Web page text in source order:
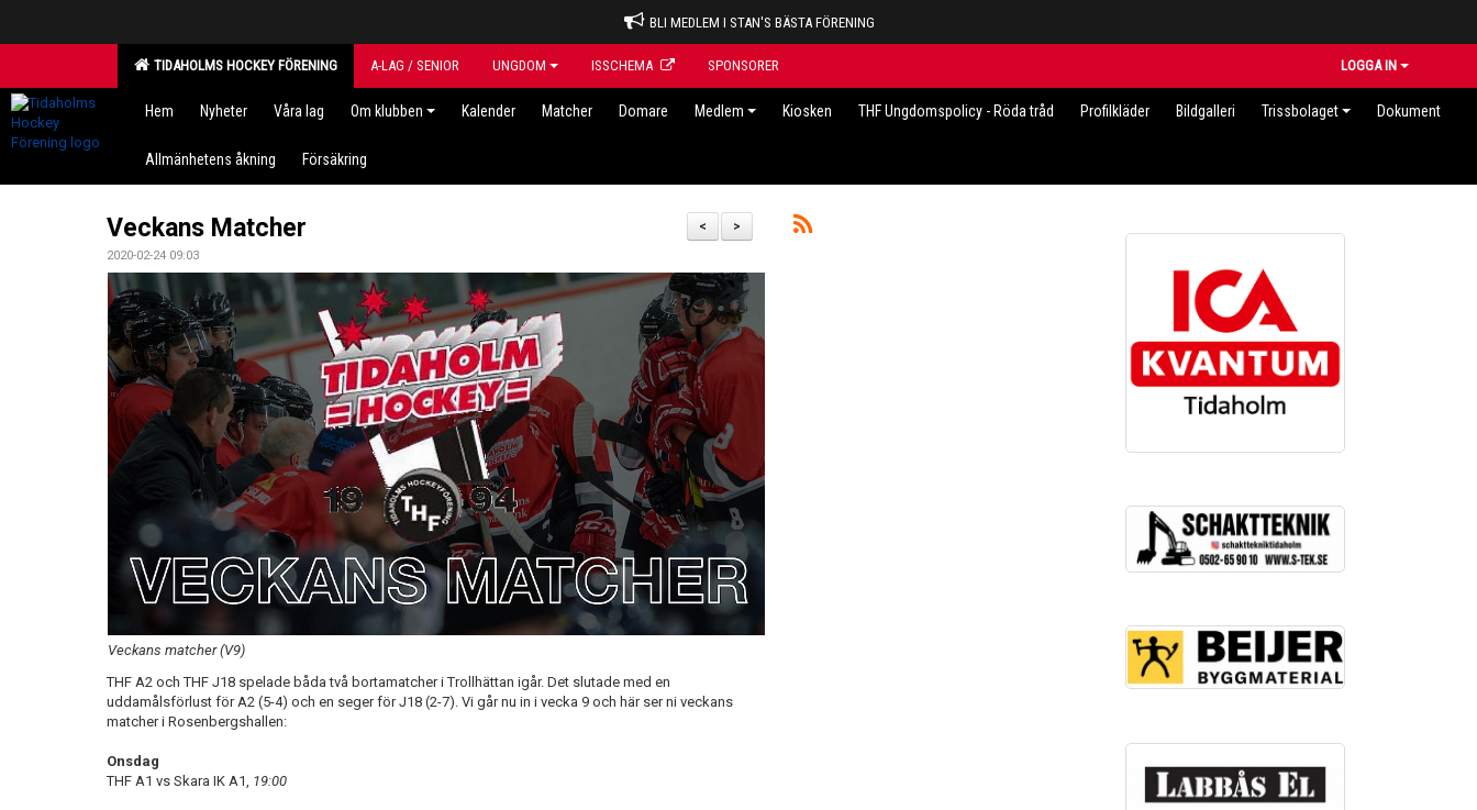
BLI MEDLEM I STAN'S BÄSTA FÖRENING
TIDAHOLMS HOCKEY FÖRENING A-LAG / SENIOR UNGDOM ISSCHEMA SPONSORER LOGGA IN
Hem Nyheter Våra lag Om klubben Kalender Matcher Domare Medlem Kiosken THF Ungdomspolicy - Röda tråd Profilkläder Bildgalleri Trissbolaget Dokument
Allmänhetens åkning Försäkring
>
<
Veckans Matcher
2020-02-24 09:03
Veckans matcher (V9)
THF A2 och THF J18 spelade båda två bortamatcher i Trollhättan igår. Det slutade med en
uddamålsförlust för A2 (5-4) och en seger för J18 (2-7). Vi går nu in i vecka 9 och här ser ni veckans
matcher i Rosenbergshallen:
Onsdag
THF A1 vs Skara IK A1, 19:00